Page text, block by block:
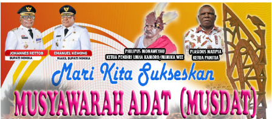
January 2024
December 2023
November 2023
October 2023
September 2023
August 2023